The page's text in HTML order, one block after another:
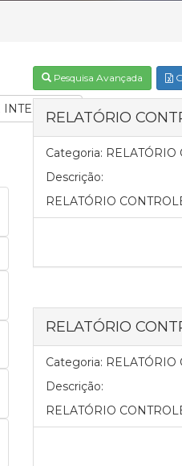
INTERNO
Pesquisa Avançada
RELATÓRIO
Categoria: RELATÓRIO
Descrição:
RELATÓRIO
RELATÓRIO
Categoria: RELATÓRIO
Descrição:
RELATÓRIO